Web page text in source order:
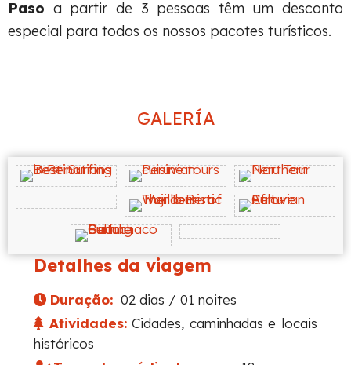
Paso a partir de 3 pessoas têm um desconto
especial para todos os nossos pacotes turísticos.
GALERÍA
Detalhes da viagem
Duração: 02 dias / 01 noites
Atividades:Cidades, caminhadas e locais
históricos